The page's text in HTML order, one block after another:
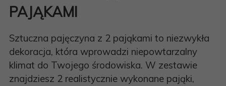
PAJĄKAMI
Sztuczna pajęczyna z 2 pająkami to niezwykła
dekoracja, która wprowadzi niepowtarzalny
klimat do Twojego środowiska. W zestawie
znajdziesz 2 realistycznie wykonane pająki,